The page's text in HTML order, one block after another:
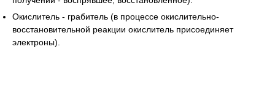
Окислитель - грабитель (в процессе окислительно-
восстановительной реакции окислитель присоединяет
электроны).